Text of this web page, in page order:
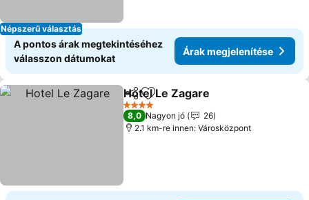
Népszerű választás
A pontos árak megtekintéséhez
válasszon dátumokat
Árak megjelenítése
Megosztás
Hozzáadás a kedvencekhez
Hotel Le Zagare
4 Kategória
8,0 Nagyon jó
26
2.1 km-re innen: Városközpont